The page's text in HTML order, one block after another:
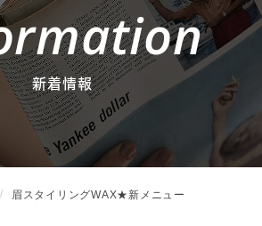
新着情報
眉スタイリングWAX★新メニュー